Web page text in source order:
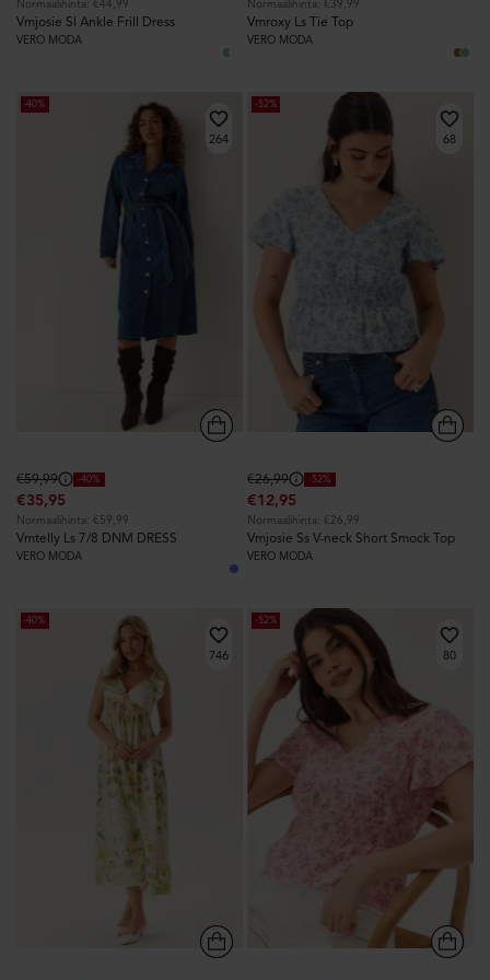
Normaalihinta: €44,99
Vmjosie Sl Ankle Frill Dress
VERO MODA
Normaalihinta: €39,99
Vmroxy Ls Tie Top
VERO MODA
264
-40%
Normaalihinta:
€59,99 -40%
€35,95
Normaalihinta: €59,99
Vmtelly Ls 7/8 DNM DRESS
VERO MODA
68
-52%
Normaalihinta:
€26,99 -52%
€12,95
Normaalihinta: €26,99
Vmjosie Ss V-neck Short Smock Top
VERO MODA
746
-40%
80
-52%